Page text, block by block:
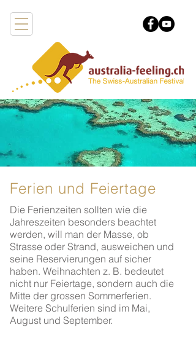
Ferien und Feiertage
Die Ferienzeiten sollten wie die
Jahreszeiten besonders beachtet
werden, will man der Masse, ob
Strasse oder Strand, ausweichen und
seine Reservierungen auf sicher
haben. Weihnachten z. B. bedeutet
nicht nur Feiertage, sondern auch die
Mitte der grossen Sommerferien.
Weitere Schulferien sind im Mai,
August und September.